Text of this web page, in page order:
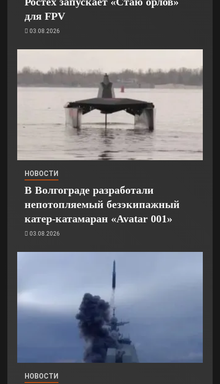
для FPV
03.08.2026
НОВОСТИ
В Волгограде разработали
непотопляемый безэкипажный
катер-катамаран «Avatar 001»
03.08.2026
НОВОСТИ